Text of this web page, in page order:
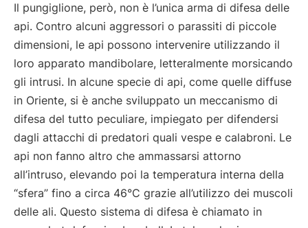
Il pungiglione, però, non è l’unica arma di difesa delle
api. Contro alcuni aggressori o parassiti di piccole
dimensioni, le api possono intervenire utilizzando il
loro apparato mandibolare, letteralmente morsicando
gli intrusi. In alcune specie di api, come quelle diffuse
in Oriente, si è anche sviluppato un meccanismo di
difesa del tutto peculiare, impiegato per difendersi
dagli attacchi di predatori quali vespe e calabroni. Le
api non fanno altro che ammassarsi attorno
all’intruso, elevando poi la temperatura interna della
“sfera” fino a circa 46°C grazie all’utilizzo dei muscoli
delle ali. Questo sistema di difesa è chiamato in